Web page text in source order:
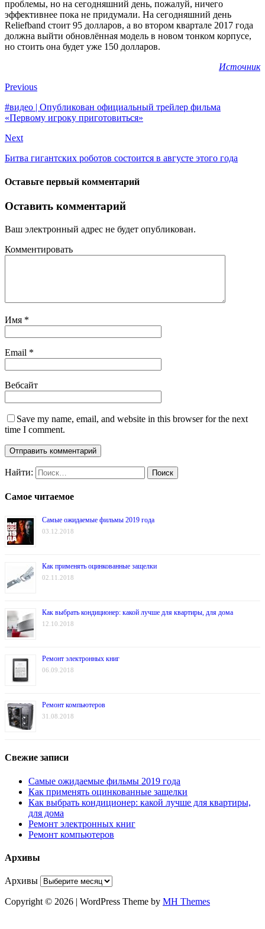
проблемы, но на сегодняшний день, пожалуй, ничего
эффективнее пока не придумали. На сегодняшний день
Reliefband стоит 95 долларов, а во втором квартале 2017 года
должна выйти обновлённая модель в новом тонком корпусе,
но стоить она будет уже 150 долларов.
Источник
Previous
#видео | Опубликован официальный трейлер фильма
«Первому игроку приготовиться»
Next
Битва гигантских роботов состоится в августе этого года
Оставьте первый комментарий
Оставить комментарий
Ваш электронный адрес не будет опубликован.
Комментировать
Имя *
Email *
Вебсайт
Save my name, email, and website in this browser for the next
time I comment.
Найти:
Самое читаемое
Самые ожидаемые фильмы 2019 года
03.12.2018
Как применять оцинкованные защелки
02.11.2018
Как выбрать кондиционер: какой лучше для квартиры, для дома
12.10.2018
Ремонт электронных книг
06.09.2018
Ремонт компьютеров
31.08.2018
Свежие записи
Самые ожидаемые фильмы 2019 года
Как применять оцинкованные защелки
Как выбрать кондиционер: какой лучше для квартиры,
для дома
Ремонт электронных книг
Ремонт компьютеров
Архивы
Архивы
Copyright © 2026 | WordPress Theme by MH Themes